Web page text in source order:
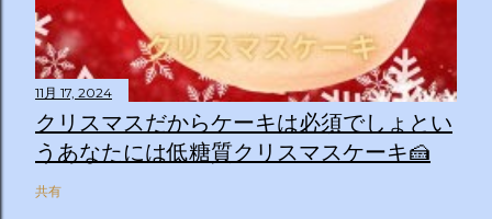
11月 17, 2024
クリスマスだからケーキは必須でしょとい
うあなたには低糖質クリスマスケーキ🍰
共有